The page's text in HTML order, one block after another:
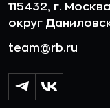
115432, г.
округ
team@rb.ru